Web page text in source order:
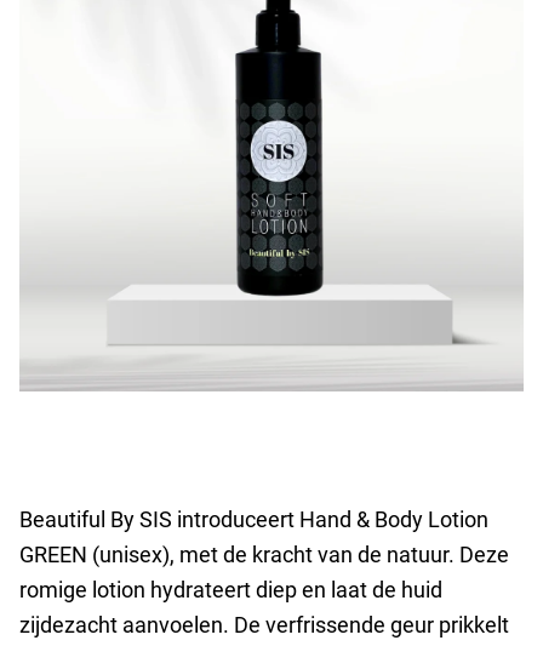
Beautiful By SIS introduceert Hand & Body Lotion
GREEN (unisex), met de kracht van de natuur. Deze
romige lotion hydrateert diep en laat de huid
zijdezacht aanvoelen. De verfrissende geur prikkelt